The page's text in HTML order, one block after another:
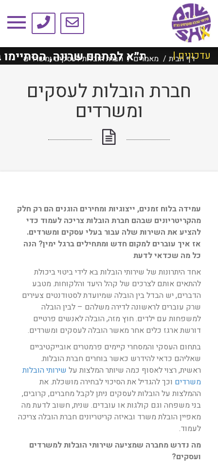
טיפים ומאמרים
דף הבית מאמרים חברת הובלות לעסקים ומשרדים עדכונים |ת״א למתחם שרונה, הסתיימו
חברת הובלות לעסקים
ומשרדים
עמידה בלוח זמנים, ייצוגיות ומחירים הוגנים הם רק חלק
מהקריטריונים שבהם חברת הובלות צריכה לעמוד כדי
להציע את השירות שלה עבור בעלי עסקים ומשרדים.
אז איך עוברים למקום חדש ומתחילים ברגל ימין? הנה
כל מה שכדאי לדעת
אחד היתרונות של שירותי הובלות בא לידי ביטוי ביכולת
להתאים אותם לצרכים של קהל היעד והלקוחות. מטבע
הדברים, יש הבדל בין הובלה שמיועדת לסטודנטים צעירים
שרק עוברים לראשונה לדירה משלהם – לבין הובלה
למשפחות עם ילדים. חוץ מזה, הובלה לאנשים פרטיים
דורשת ארגז כלים אחר מאשר הובלה לעסקים ומשרדים.
בתחום העסקי והמסחרי קיימים פרמטרים אובייקטיביים
שאליהם כדאי להידרש כאשר בוחרים חברת הובלות.
ראשית, רצוי לאסוף כמה שיותר המלצות על שירותי הובלות
משרדים וכך להגדיל את הסיכוי לבחירה מושכלת. את
ההמלצות על הובלות לעסקים ניתן לקבל מחברים, קרובים,
בני משפחה וגם קולגות או עובדים. שנית, חשוב לדעת מה
מאפיין הובלת משרד ובאיזה קריטריונים חברת הובלה צריכה
לעמוד.
מה נדרש מחברה שמציעה שירותי הובלות למשרדים
ועסקים?